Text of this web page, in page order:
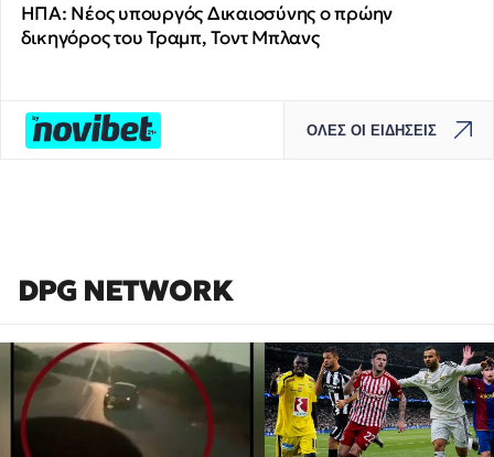
ΗΠΑ: Νέος υπουργός Δικαιοσύνης ο πρώην
δικηγόρος του Τραμπ, Τοντ Μπλανς
ΟΛΕΣ ΟΙ ΕΙΔΗΣΕΙΣ
DPG NETWORK